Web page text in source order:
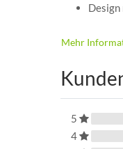
Design
Mehr
5
4